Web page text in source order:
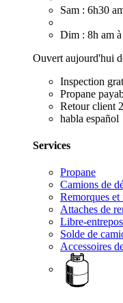
Sam : 6h30
Dim : 8h am
Ouvert aujourd'hui
Inspection
Propane
Retour client
habla español
Services
Propane
Camions de
Remorques et
Attaches de
Libre-
Solde de
Accessoires